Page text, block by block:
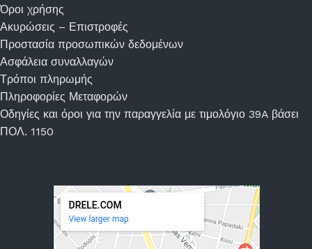
Όροι χρήσης
Ακυρώσεις – Επιστροφές
Προστασία προσωπικών δεδομένων
Ασφάλεια συναλλαγών
Τρόποι πληρωμής
Πληροφορίες Μεταφορών
Οδηγίες και όροι για την παραγγελία με τιμολόγιο 39A βάσει
ΠΟΛ. 1150